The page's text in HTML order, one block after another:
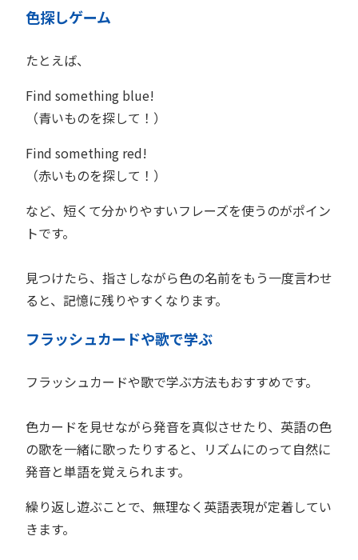
色探しゲーム
たとえば、
Find something blue!
（青いものを探して！）
Find something red!
（赤いものを探して！）
など、短くて分かりやすいフレーズを使うのがポイン
トです。
見つけたら、指さしながら色の名前をもう一度言わせ
ると、記憶に残りやすくなります。
フラッシュカードや歌で学ぶ
フラッシュカードや歌で学ぶ方法もおすすめです。
色カードを見せながら発音を真似させたり、英語の色
の歌を一緒に歌ったりすると、リズムにのって自然に
発音と単語を覚えられます。
繰り返し遊ぶことで、無理なく英語表現が定着してい
きます。